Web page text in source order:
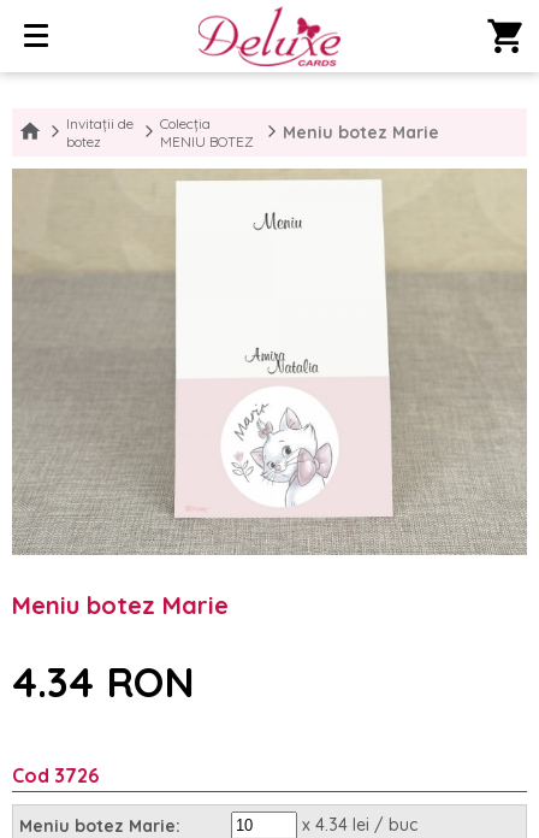
shopping_cart
Invitații de
botez
Colecția
MENIU BOTEZ
Meniu botez Marie
Meniu botez Marie
4.34 RON
Cod 3726
Meniu botez Marie: x 4.34 lei / buc